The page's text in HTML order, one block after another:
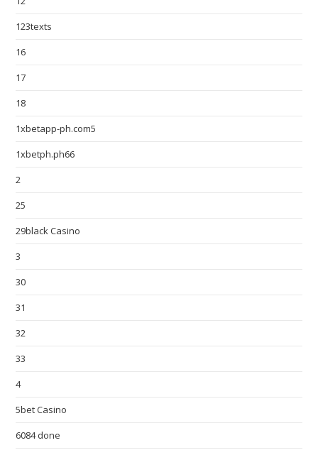
123texts
16
17
18
1xbetapp-ph.com5
1xbetph.ph66
2
25
29black Casino
3
30
31
32
33
4
5bet Casino
6084 done